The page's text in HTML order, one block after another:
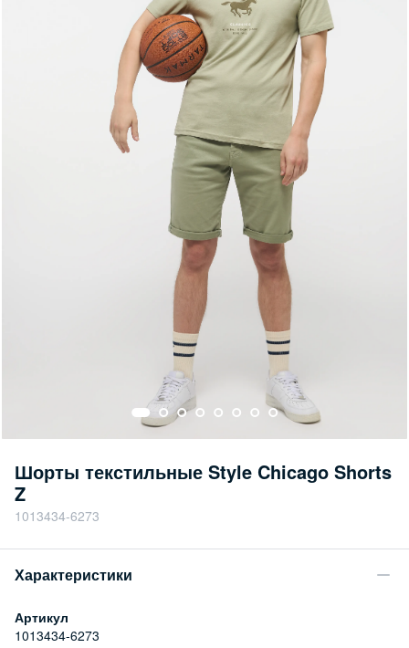
Шорты текстильные Style Chicago Shorts
Z
1013434-6273
Характеристики
Артикул
1013434-6273